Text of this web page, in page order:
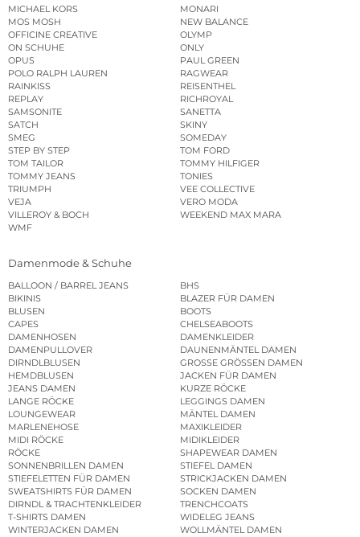
MICHAEL KORS
MONARI
MOS MOSH
NEW BALANCE
OFFICINE CREATIVE
OLYMP
ON SCHUHE
ONLY
OPUS
PAUL GREEN
POLO RALPH LAUREN
RAGWEAR
RAINKISS
REISENTHEL
REPLAY
RICHROYAL
SAMSONITE
SANETTA
SATCH
SKINY
SMEG
SOMEDAY
STEP BY STEP
TOM FORD
TOM TAILOR
TOMMY HILFIGER
TOMMY JEANS
TONIES
TRIUMPH
VEE COLLECTIVE
VEJA
VERO MODA
VILLEROY & BOCH
WEEKEND MAX MARA
WMF
Damenmode & Schuhe
BALLOON / BARREL JEANS
BHS
BIKINIS
BLAZER FÜR DAMEN
BLUSEN
BOOTS
CAPES
CHELSEABOOTS
DAMENHOSEN
DAMENKLEIDER
DAMENPULLOVER
DAUNENMÄNTEL DAMEN
DIRNDLBLUSEN
GROSSE GRÖSSEN DAMEN
HEMDBLUSEN
JACKEN FÜR DAMEN
JEANS DAMEN
KURZE RÖCKE
LANGE RÖCKE
LEGGINGS DAMEN
LOUNGEWEAR
MÄNTEL DAMEN
MARLENEHOSE
MAXIKLEIDER
MIDI RÖCKE
MIDIKLEIDER
RÖCKE
SHAPEWEAR DAMEN
SONNENBRILLEN DAMEN
STIEFEL DAMEN
STIEFELETTEN FÜR DAMEN
STRICKJACKEN DAMEN
SWEATSHIRTS FÜR DAMEN
SOCKEN DAMEN
DIRNDL & TRACHTENKLEIDER
TRENCHCOATS
T-SHIRTS DAMEN
WIDELEG JEANS
WINTERJACKEN DAMEN
WOLLMÄNTEL DAMEN